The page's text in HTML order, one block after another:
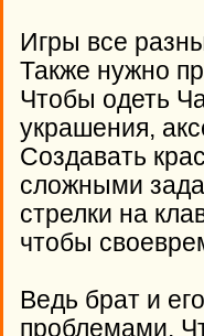
Игры все
Также нужно
Чтобы одеть
украшения,
Создавать
сложными
стрелки на
чтобы
Ведь брат и
проблемами.